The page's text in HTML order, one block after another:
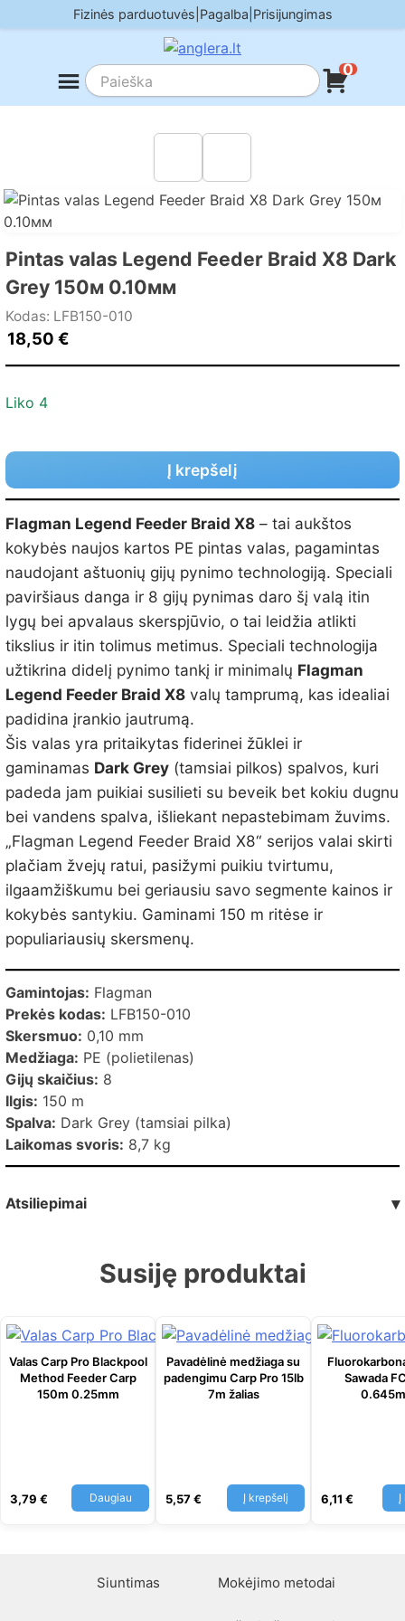
to
Fizinės parduotuvės Pagalba Prisijungimas
0
Pintas valas Legend Feeder Braid X8 Dark
Grey 150м 0.10мм
Kodas: LFB150-010
18,50 €
Liko 4
Į krepšelį
Flagman Legend Feeder Braid X8 – tai aukštos
kokybės naujos kartos PE pintas valas, pagamintas
naudojant aštuonių gijų pynimo technologiją. Speciali
paviršiaus danga ir 8 gijų pynimas daro šį valą itin
lygų bei apvalaus skerspjūvio, o tai leidžia atlikti
tikslius ir itin tolimus metimus. Speciali technologija
užtikrina didelį pynimo tankį ir minimalų Flagman
Legend Feeder Braid X8 valų tamprumą, kas idealiai
padidina įrankio jautrumą.
Šis valas yra pritaikytas fiderinei žūklei ir
gaminamas Dark Grey (tamsiai pilkos) spalvos, kuri
padeda jam puikiai susilieti su beveik bet kokiu dugnu
bei vandens spalva, išliekant nepastebimam žuvims.
„Flagman Legend Feeder Braid X8“ serijos valai skirti
plačiam žvejų ratui, pasižymi puikiu tvirtumu,
ilgaamžiškumu bei geriausiu savo segmente kainos ir
kokybės santykiu. Gaminami 150 m ritėse ir
populiariausių skersmenų.
Gamintojas: Flagman
Prekės kodas: LFB150-010
Skersmuo: 0,10 mm
Medžiaga: PE (polietilenas)
Gijų skaičius: 8
Ilgis: 150 m
Spalva: Dark Grey (tamsiai pilka)
Laikomas svoris: 8,7 kg
Atsiliepimai ▾
Susiję produktai
Valas Carp Pro Blackpool
Method Feeder Carp
150m 0.25mm
3,79 € Daugiau
Pavadėlinė medžiaga su
padengimu Carp Pro 15lb
7m žalias
5,57€ Į krepšelį
Sawada
6,11 € Į
Siuntimas Mokėjimo metodai